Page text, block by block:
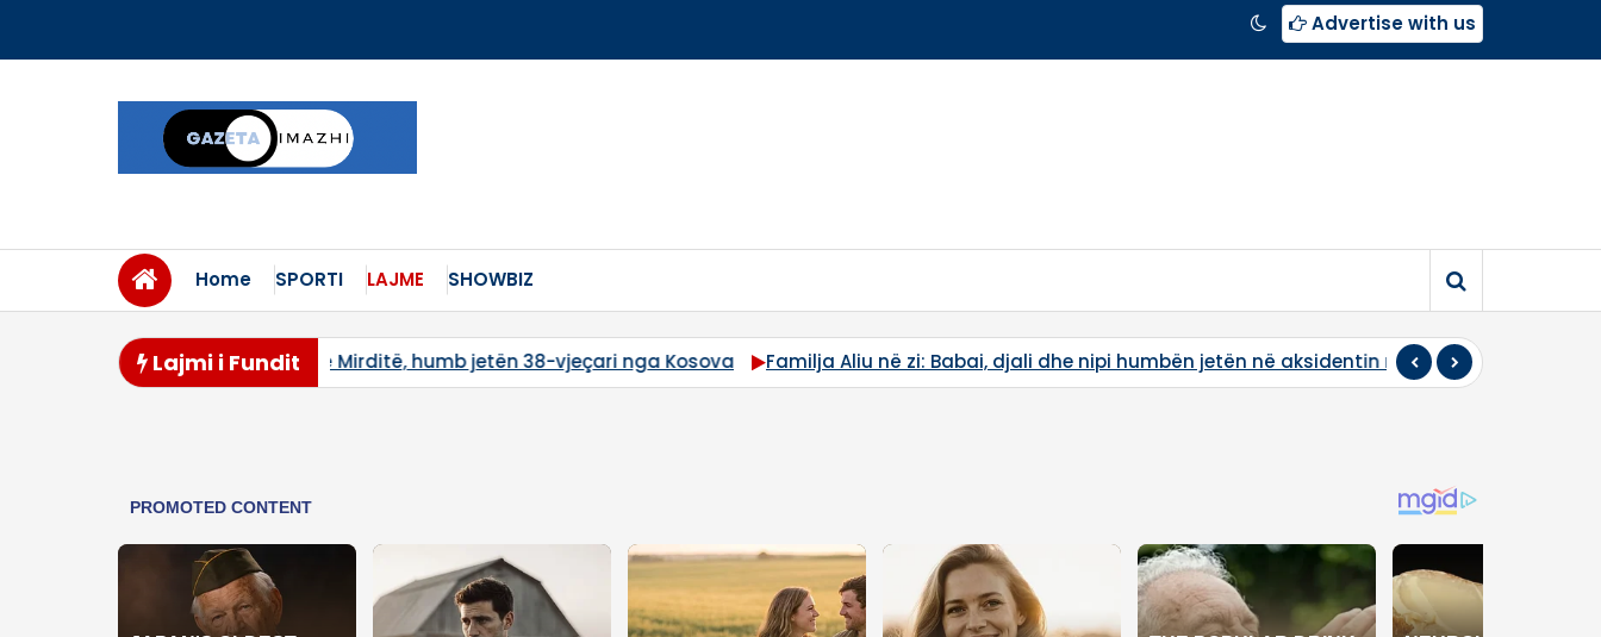
content
Advertise with us
Home SPORTI LAJME SHOWBIZ
Lajmi i Fundit
Mirditë, humb jetën 38-vjeçari nga Kosova Familja Aliu në zi: Babai, djali dhe nipi humbën jetën në aksidentin në Gjermani Nga gëzimi në zi: Një natë më parë